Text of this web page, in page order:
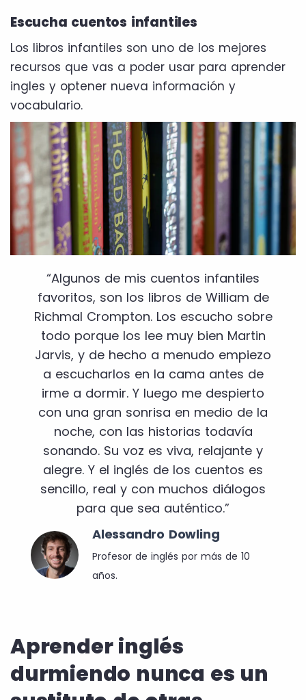
Escucha cuentos infantiles
Los libros infantiles son uno de los mejores
recursos que vas a poder usar para aprender
ingles y optener nueva información y
vocabulario.
“Algunos de mis cuentos infantiles
favoritos, son los libros de William de
Richmal Crompton. Los escucho sobre
todo porque los lee muy bien Martin
Jarvis, y de hecho a menudo empiezo
a escucharlos en la cama antes de
irme a dormir. Y luego me despierto
con una gran sonrisa en medio de la
noche, con las historias todavía
sonando. Su voz es viva, relajante y
alegre. Y el inglés de los cuentos es
sencillo, real y con muchos diálogos
para que sea auténtico.”
Alessandro Dowling
Profesor de inglés por más de 10
años.
Aprender inglés
durmiendo nunca es un